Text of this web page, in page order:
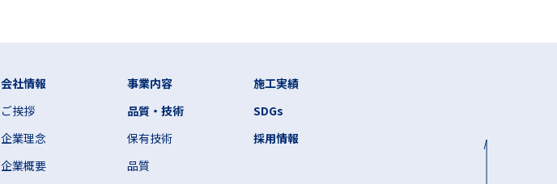
会社情報
ご挨拶
企業理念
企業概要
事業内容
品質・技術
保有技術
品質
施工実績
SDGs
採用情報